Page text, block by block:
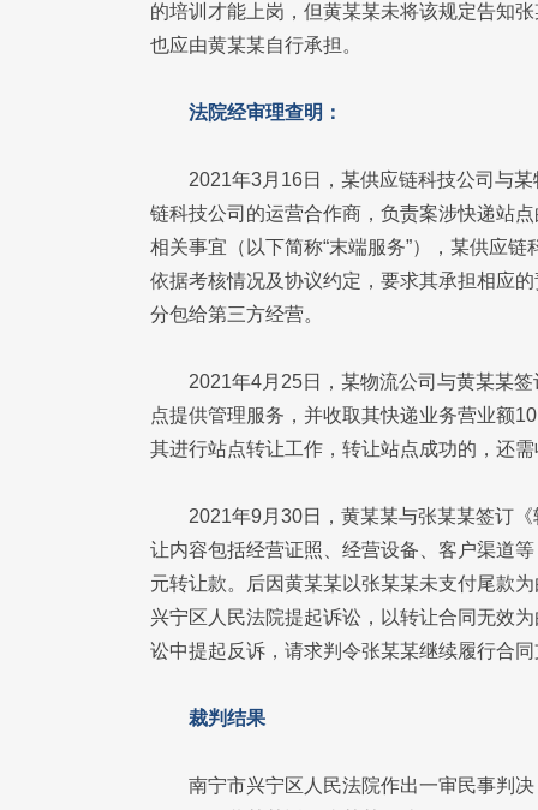
的培训才能上岗，但黄某某未将该规定告知
也应由黄某某自行承担。
法院经审理查明：
2021年3月16日，某供应链科技公司与
链科技公司的运营合作商，负责案涉快递站
相关事宜（以下简称“末端服务”），某供应
依据考核情况及协议约定，要求其承担相应
分包给第三方经营。
2021年4月25日，某物流公司与黄某某
点提供管理服务，并收取其快递业务营业额
其进行站点转让工作，转让站点成功的，还
2021年9月30日，黄某某与张某某签订
让内容包括经营证照、经营设备、客户渠道
元转让款。后因黄某某以张某某未支付尾款
兴宁区人民法院提起诉讼，以转让合同无效
讼中提起反诉，请求判令张某某继续履行合
裁判结果
南宁市兴宁区人民法院作出一审民事判